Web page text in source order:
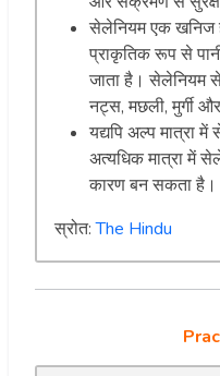
सेलेनियम एक खनिज
प्राकृतिक रूप से
जाता है। सेलेनियम
नट्स, मछली, मुर्गी
यद्यपि अल्प मात्रा
अत्यधिक मात्रा में
कारण बन सकता है।
स्रोत:The Hindu